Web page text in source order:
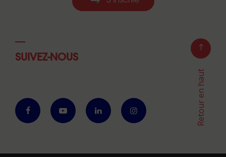
SUIVEZ-NOUS
Retour en haut